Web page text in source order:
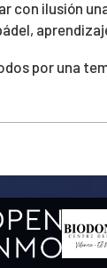
con ilusión
por una